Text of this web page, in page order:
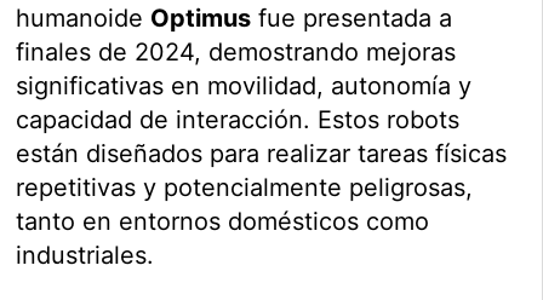
humanoide Optimus fue presentada a
finales de 2024, demostrando mejoras
significativas en movilidad, autonomía y
capacidad de interacción. Estos robots
están diseñados para realizar tareas físicas
repetitivas y potencialmente peligrosas,
tanto en entornos domésticos como
industriales.